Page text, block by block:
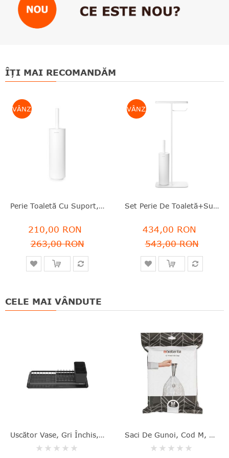
ÎȚI MAI RECOMANDĂM
VÂNZARE
Perie Toaletă Cu Suport, Inox Ranforsat Cu Minerale/silicon, Alb, 42x9.5x11 Cm, MindSet, Brabantia - 8710755303029
210,00 RON
263,00 RON
VÂNZARE
Set Perie De Toaletă+suport Hârtie Igienică+poliță Depozitare, Inox Ranforsat Cu Minerale, Alb, 75.5x12.5x29 Cm, MindSet, Brabantia - 8710755303883
434,00 RON
543,00 RON
CELE MAI VÂNDUTE
Uscător Vase, Gri Închis, Aluminiu+plastic, 46.3x20x12.6 Cm, Brabantia - 8710755117268
Rating:
Saci De Gunoi, Cod M, 40 Bucăţi, 60 L, Brabantia - 8710755138829
Rating: